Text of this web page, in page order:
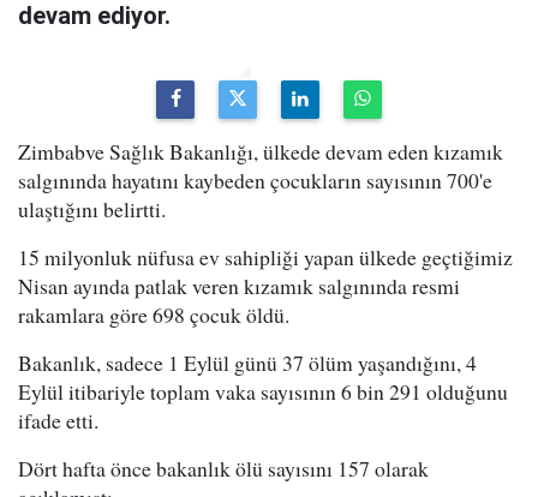
devam ediyor.
Zimbabve Sağlık Bakanlığı, ülkede devam eden kızamık
salgınında hayatını kaybeden çocukların sayısının 700'e
ulaştığını belirtti.
15 milyonluk nüfusa ev sahipliği yapan ülkede geçtiğimiz
Nisan ayında patlak veren kızamık salgınında resmi
rakamlara göre 698 çocuk öldü.
Bakanlık, sadece 1 Eylül günü 37 ölüm yaşandığını, 4
Eylül itibariyle toplam vaka sayısının 6 bin 291 olduğunu
ifade etti.
Dört hafta önce bakanlık ölü sayısını 157 olarak